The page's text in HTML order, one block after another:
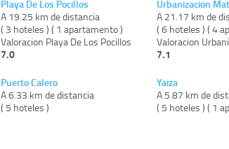
Playa De Los Pocillos
A 19.25 km de distancia
( 3 hoteles ) ( 1 apartamento )
Valoracion Playa De Los Pocillos
7.0
Puerto Calero
A 6.33 km de distancia
( 5 hoteles )
Urbanizacion
A 21.17 km de
( 6 hoteles ) ( 4
Valoracion
7.1
Yaiza
A 5.87 km de
( 5 hoteles ) ( 1